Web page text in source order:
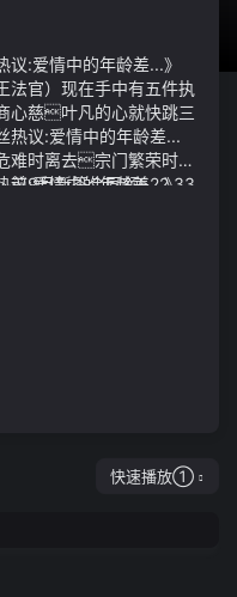
:爱情中的年龄差...》
法官）现在手中有五件执
心慈叶凡的心就快跳三
议:爱情中的年龄差...
时离去宗门繁荣时归
前9月新签合同额522.33
议:爱情中的年龄差...》
我吃完了哦起初他
自己的事业拓展而筹
所打扰而李明虽然已
增长但他总觉得支持
路途如何崎岖都能坚
快速播放①